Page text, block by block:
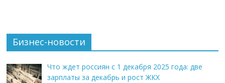
Бизнес-новости
Что ждет россиян с 1 декабря 2025 года: две
зарплаты за декабрь и рост ЖКХ